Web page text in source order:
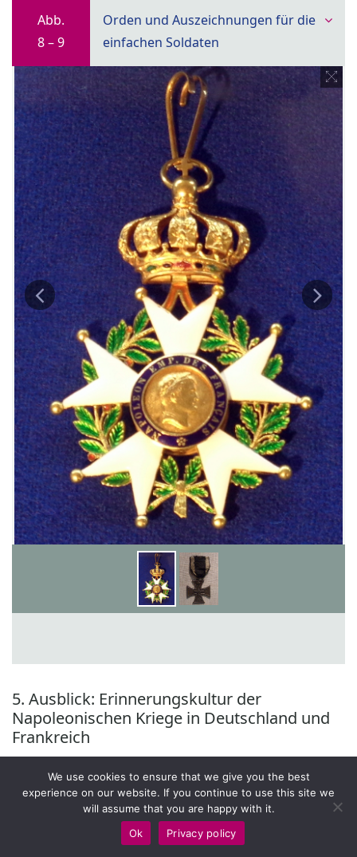
Abb.
8 – 9
Orden und Auszeichnungen für die
einfachen Soldaten
5. Ausblick: Erinnerungskultur der
Napoleonischen Kriege in Deutschland und
Frankreich
Frankreich als auch in Deutschland eine umfassende
⟶Erinnerungskultur um die napoleonischen Kriege
und die Helden, die an ihnen teilgenommen hatten. Die
We use cookies to ensure that we give you the best
experience on our website. If you continue to use this site we
will assume that you are happy with it.
Ok
Privacy policy